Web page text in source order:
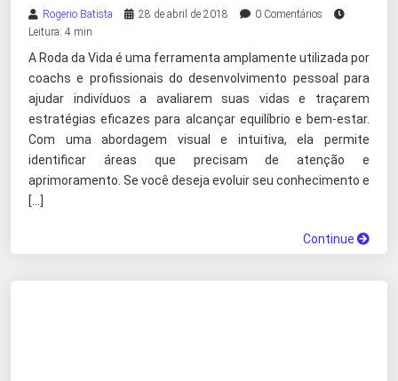
Rogerio Batista 28 de abril de 2018
0 Comentários
Leitura: 4 min
A Roda da Vida é uma ferramenta amplamente utilizada por
coachs e profissionais do desenvolvimento pessoal para
ajudar indivíduos a avaliarem suas vidas e traçarem
estratégias eficazes para alcançar equilíbrio e bem-estar.
Com uma abordagem visual e intuitiva, ela permite
identificar áreas que precisam de atenção e
aprimoramento. Se você deseja evoluir seu conhecimento e
[…]
Continue